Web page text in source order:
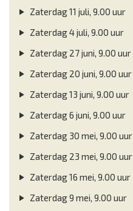
Zaterdag 11 juli, 9.00 uur
Zaterdag 4 juli, 9.00 uur
Zaterdag 27 juni, 9.00 uur
Zaterdag 20 juni, 9.00 uur
Zaterdag 13 juni, 9.00 uur
Zaterdag 6 juni, 9.00 uur
Zaterdag 30 mei, 9.00 uur
Zaterdag 23 mei, 9.00 uur
Zaterdag 16 mei, 9.00 uur
Zaterdag 9 mei, 9.00 uur